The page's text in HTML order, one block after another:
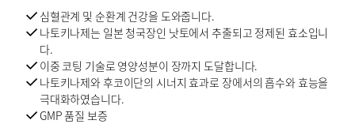
심혈관계 및 순환계 건강을 도와줍니다.
나토키나제는 일본 청국장인 낫토에서 추출되고 정제된 효소입니
다.
이중 코팅 기술로 영양성분이 장까지 도달합니다.
나토키나제와 후코이단의 시너지 효과로 장에서의 흡수와 효능을
극대화하였습니다.
GMP 품질 보증